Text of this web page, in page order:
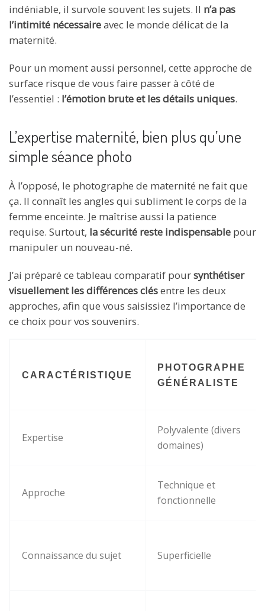
indéniable, il survole souvent les sujets. Il n’a pas
l’intimité nécessaireavec le monde délicat de la
maternité.
Pour un moment aussi personnel, cette approche de
surface risque de vous faire passer à côté de
l’essentiel : l’émotion brute et les détails uniques.
L’expertise maternité, bien plus qu’une
simple séance photo
À l’opposé, le photographe de maternité ne fait que
ça. Il connaît les angles qui subliment le corps de la
femme enceinte. Je maîtrise aussi la patience
requise. Surtout, la sécurité reste indispensable pour
manipuler un nouveau-né.
J’ai préparé ce tableau comparatif poursynthétiser
visuellement les différences clésentre les deux
approches, afin que vous saisissiez l’importance de
ce choix pour vos souvenirs.
CARACTÉRISTIQUE
PHOTOGRAPHE
GÉNÉRALISTE
Expertise
Polyvalente (divers
domaines)
Approche
Technique et
fonctionnelle
Connaissance du sujet Superficielle